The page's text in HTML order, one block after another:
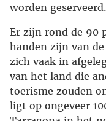
worden geserveerd.
Er zijn rond de 90
handen zijn van
zich vaak in
van het land die
toerisme zouden
ligt op ongeveer